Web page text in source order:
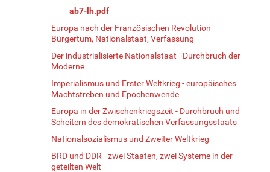
ab7-lh.pdf
Europa nach der Französischen Revolution -
Bürgertum, Nationalstaat, Verfassung
Der industrialisierte Nationalstaat - Durchbruch der
Moderne
Imperialismus und Erster Weltkrieg - europäisches
Machtstreben und Epochenwende
Europa in der Zwischenkriegszeit - Durchbruch und
Scheitern des demokratischen Verfassungsstaats
Nationalsozialismus und Zweiter Weltkrieg
BRD und DDR - zwei Staaten, zwei Systeme in der
geteilten Welt